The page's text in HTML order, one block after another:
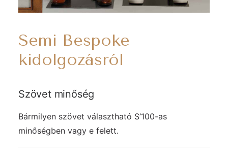
Semi Bespoke
kidolgozásról
Szövet minőség
Bármilyen szövet választható S’100-as
minőségben vagy e felett.